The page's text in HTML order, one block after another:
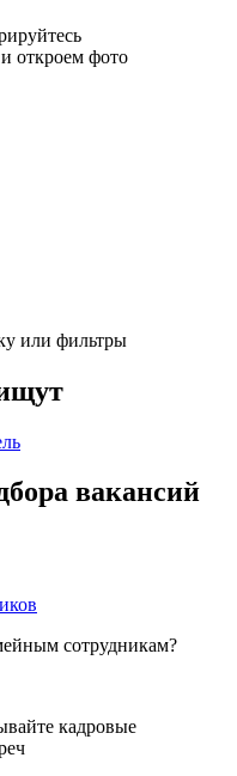
откроем фото
или фильтры
вакансий
сотрудникам?
кадровые